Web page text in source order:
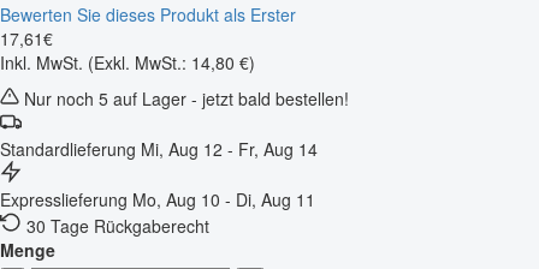
Bewerten Sie dieses Produkt als Erster
17,61€
Inkl. MwSt. (Exkl. MwSt.: 14,80 €)
Nur noch 5 auf Lager - jetzt bald bestellen!
Standardlieferung Mi, Aug 12 - Fr, Aug 14
Expresslieferung Mo, Aug 10 - Di, Aug 11
30 Tage Rückgaberecht
Menge